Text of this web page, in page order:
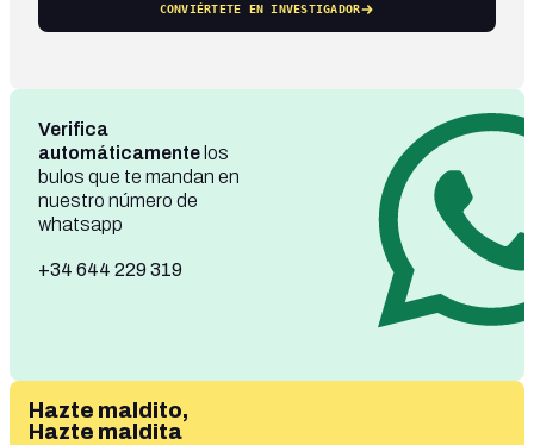
CONVIÉRTETE EN INVESTIGADOR
Verifica
automáticamente los
bulos que te mandan en
nuestro número de
whatsapp
+34 644 229 319
Hazte maldito,
Hazte maldita